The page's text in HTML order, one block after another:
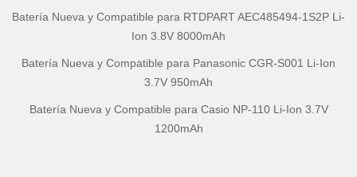
Batería Nueva y Compatible para RTDPART AEC485494-1S2P Li-
Ion 3.8V 8000mAh
Batería Nueva y Compatible para Panasonic CGR-S001 Li-Ion
3.7V 950mAh
Batería Nueva y Compatible para Casio NP-110 Li-Ion 3.7V
1200mAh